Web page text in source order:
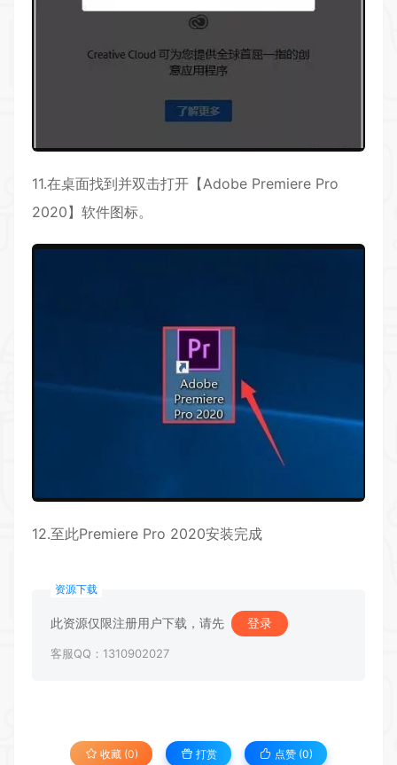
11.在桌面找到并双击打开【Adobe Premiere Pro
2020】软件图标。
12.至此Premiere Pro 2020安装完成
资源下载
此资源仅限注册用户下载，请先 登录
客服QQ：1310902027
收藏 (0) 打赏 点赞 (0)